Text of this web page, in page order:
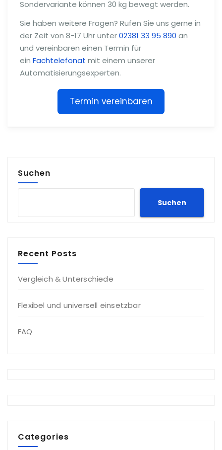
Sondervariante können 30 kg bewegt werden.
Sie haben weitere Fragen? Rufen Sie uns gerne in
der Zeit von 8-17 Uhr unter02381 33 95 890 an
und vereinbaren einen Termin für
ein Fachtelefonat mit einem unserer
Automatisierungsexperten.
Termin vereinbaren
Suchen
Suchen
Recent Posts
Vergleich & Unterschiede
Flexibel und universell einsetzbar
FAQ
Categories